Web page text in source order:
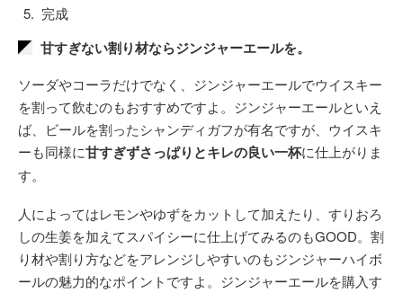
完成
甘すぎない割り材ならジンジャーエールを。
ソーダやコーラだけでなく、ジンジャーエールでウイスキー
を割って飲むのもおすすめですよ。ジンジャーエールといえ
ば、ビールを割ったシャンディガフが有名ですが、ウイスキ
ーも同様に甘すぎずさっぱりとキレの良い一杯に仕上がりま
す。
人によってはレモンやゆずをカットして加えたり、すりおろ
しの生姜を加えてスパイシーに仕上げてみるのもGOOD。割
り材や割り方などをアレンジしやすいのもジンジャーハイボ
ールの魅力的なポイントですよ。ジンジャーエールを購入す